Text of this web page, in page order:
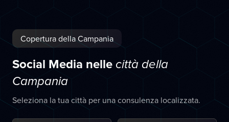
Copertura della Campania
Social Media nelle città della
Campania
Seleziona la tua città per una consulenza localizzata.